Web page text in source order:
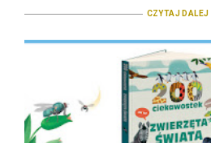
CZYTAJ DALEJ